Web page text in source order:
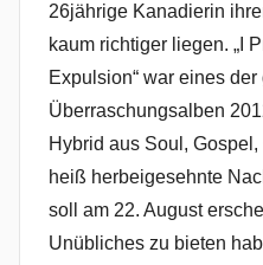
26jährige Kanadierin
kaum richtiger liegen. „I
Expulsion“ war eines der
Überraschungsalben
Hybrid aus Soul,
heiß herbeigesehnte
soll am 22. August
Unübliches zu bieten